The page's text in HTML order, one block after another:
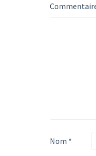
Nom *